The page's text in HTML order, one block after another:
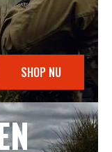
SHOP NU